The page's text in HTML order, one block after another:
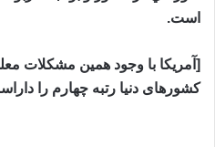
است.
[آمریکا با وجود همین مشکلات
کشورهای دنیا رتبه چهارم را